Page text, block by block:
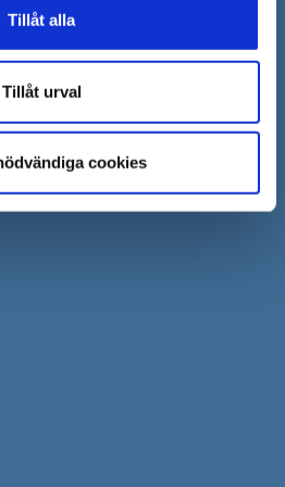
Tillåt alla
Tillåt urval
cookies
kommun